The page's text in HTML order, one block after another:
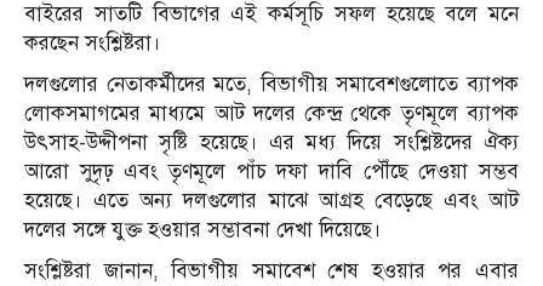
বাইরের সাতটি বিভাগের এই কর্মসূচি সফল হয়েছে বলে মনে
করছেন সংশ্লিষ্টরা।
দলগুলোর নেতাকর্মীদের মতে, বিভাগীয় সমাবেশগুলোতে ব্যাপক
লোকসমাগমের মাধ্যমে আট দলের কেন্দ্র থেকে তৃণমূলে ব্যাপক
উৎসাহ-উদ্দীপনা সৃষ্টি হয়েছে। এর মধ্য দিয়ে সংশ্লিষ্টদের ঐক্য
আরো সুদৃঢ় এবং তৃণমূলে পাঁচ দফা দাবি পৌঁছে দেওয়া সম্ভব
হয়েছে। এতে অন্য দলগুলোর মাঝে আগ্রহ বেড়েছে এবং আট
দলের সঙ্গে যুক্ত হওয়ার সম্ভাবনা দেখা দিয়েছে।
সংশ্লিষ্টরা জানান, বিভাগীয় সমাবেশ শেষ হওয়ার পর এবার